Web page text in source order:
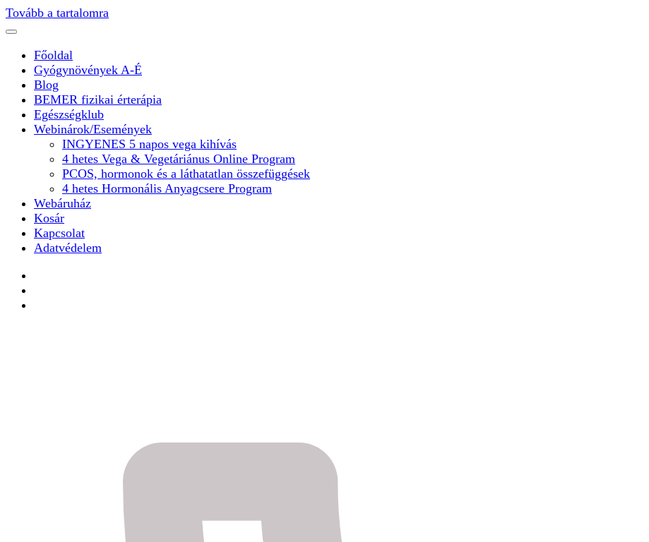
Tovább a tartalomra
Főoldal
Gyógynövények A-É
Blog
BEMER fizikai érterápia
Egészségklub
Webinárok/Események
INGYENES 5 napos vega kihívás
4 hetes Vega & Vegetáriánus Online Program
PCOS, hormonok és a láthatatlan összefüggések
4 hetes Hormonális Anyagcsere Program
Webáruház
Kosár
Kapcsolat
Adatvédelem